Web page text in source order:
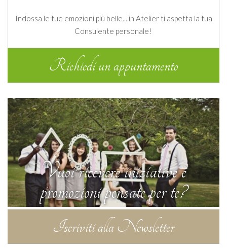
Indossa le tue emozioni più belle....in Atelier ti aspetta la tua
Consulente personale!
Richiedi un appuntamento
Vuoi ricevere iniziative e
promozioni pensate per te?
Iscriviti alla Newsletter